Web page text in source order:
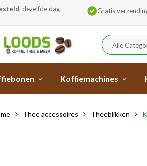
, dezelfde dag
Gratis
Alle
Koffiemachines
Thee accessoires Theeblikken